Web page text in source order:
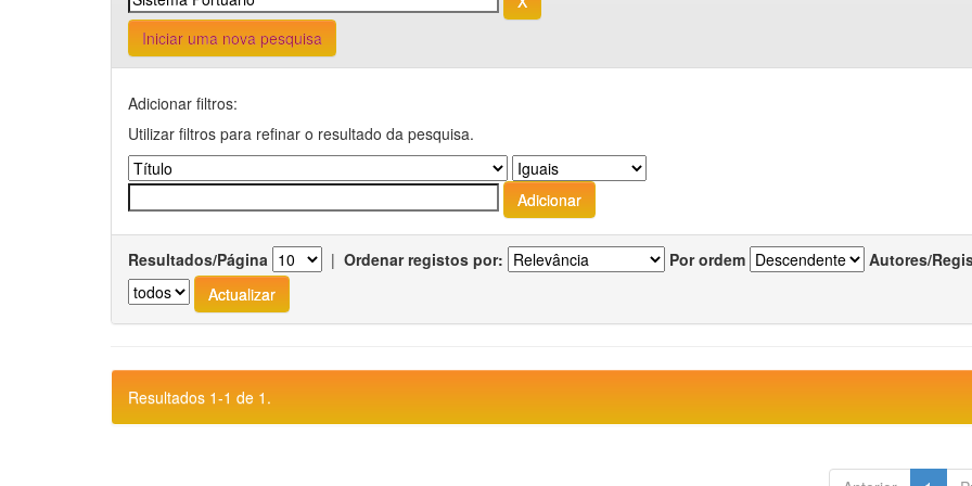
Iniciar uma nova pesquisa
Adicionar filtros:
Utilizar filtros para refinar o resultado da pesquisa.
Resultados/Página | Ordenar registos por: Por ordem Autores/
Resultados 1-1 de 1.